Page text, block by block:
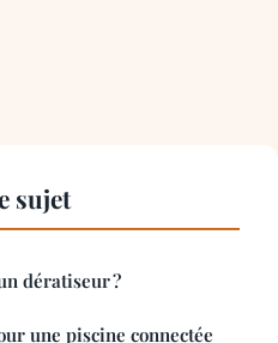
sujet
dératiseur ?
une piscine connectée